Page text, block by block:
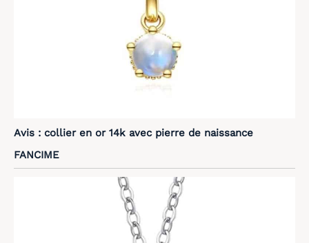
Avis : collier en or 14k avec pierre de naissance
FANCIME